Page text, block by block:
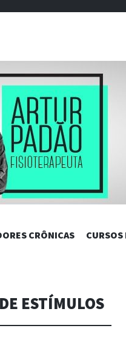
CRÔNICAS CURSOS
ESTÍMULOS